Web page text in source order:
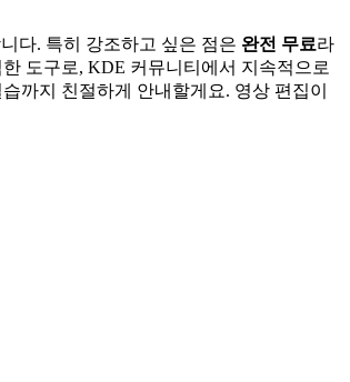
다. 특히 강조하고 싶은 점은 완전 무료라
도구로, KDE 커뮤니티에서 지속적으로
까지 친절하게 안내할게요. 영상 편집이